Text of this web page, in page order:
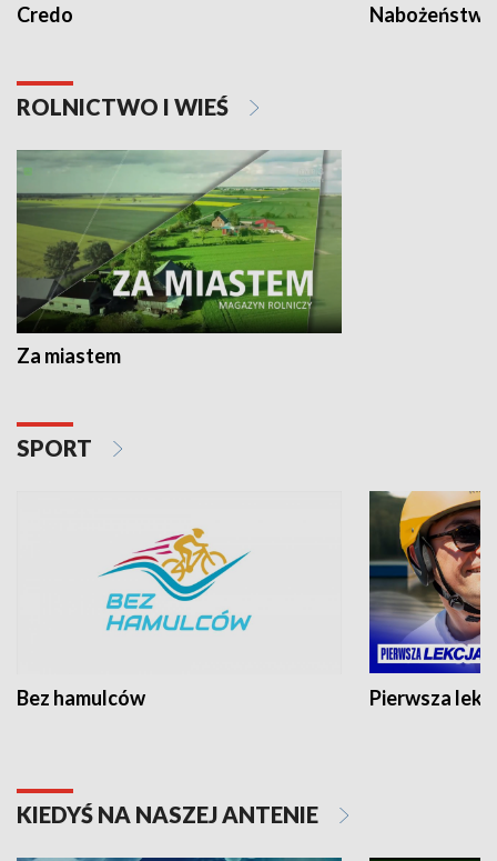
Credo
ROLNICTWO I WIEŚ
Za miastem
SPORT
Bez hamulców Pierwsza
KIEDYŚ NA NASZEJ ANTENIE